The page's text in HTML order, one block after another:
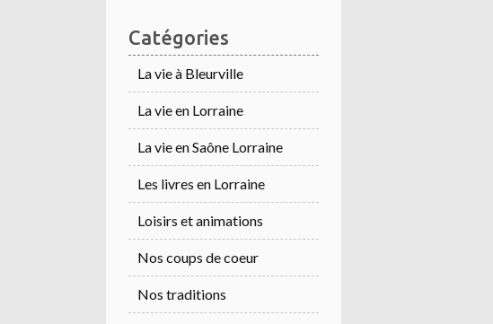
Catégories
La vie à Bleurville
La vie en Lorraine
La vie en Saône Lorraine
Les livres en Lorraine
Loisirs et animations
Nos coups de coeur
Nos traditions